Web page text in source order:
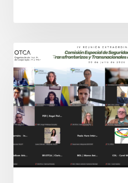
CESPIT
amazónicos
avanzan
en
la
implementación
de
la
agenda
regional
de
seguridad